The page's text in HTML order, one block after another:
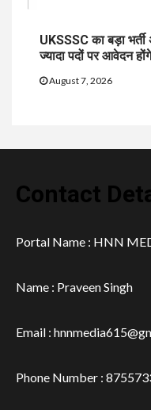
UKSSSC का बड़ा
ज्यादा पदों पर आवेदन
August 7, 2026
Contact
Portal Name : HNN
Name : Praveen Singh
Email :
Phone Number :